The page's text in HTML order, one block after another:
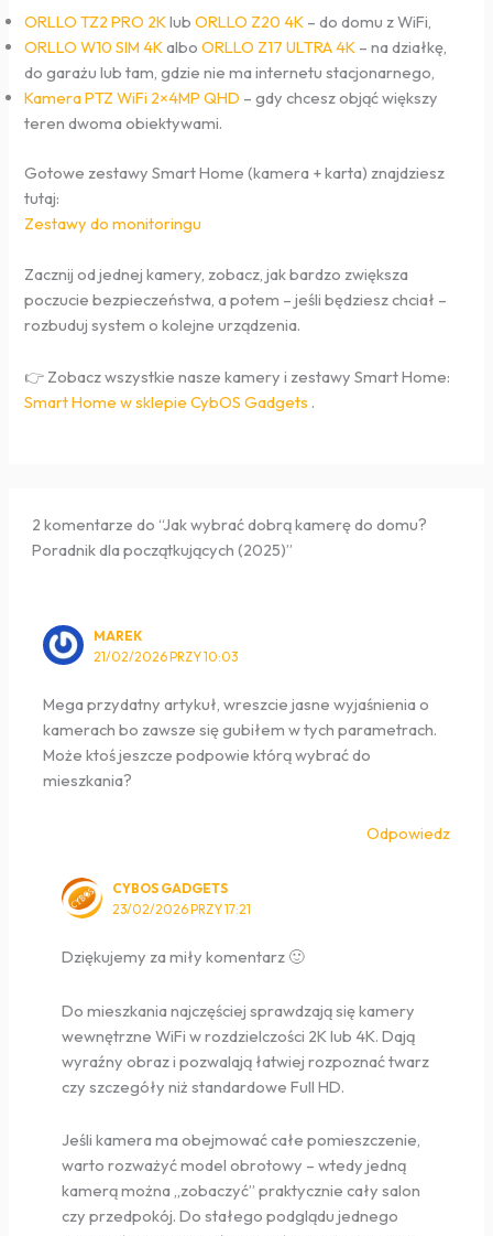
ORLLO TZ2 PRO 2KlubORLLO Z20 4K – do domu z WiFi,
ORLLO W10 SIM 4KalboORLLO Z17 ULTRA 4K – na działkę,
do garażu lub tam, gdzie nie ma internetu stacjonarnego,
Kamera PTZ WiFi 2×4MP QHD – gdy chcesz objąć większy
teren dwoma obiektywami.
Gotowe zestawy Smart Home (kamera + karta) znajdziesz
tutaj:
Zestawy do monitoringu
Zacznij od jednej kamery, zobacz, jak bardzo zwiększa
poczucie bezpieczeństwa, a potem – jeśli będziesz chciał –
rozbuduj system o kolejne urządzenia.
👉 Zobacz wszystkie nasze kamery i zestawy Smart Home:
Smart Home w sklepie CybOS Gadgets .
2 komentarze do “Jak wybrać dobrą kamerę do domu?
Poradnik dla początkujących (2025)”
MAREK
21/02/2026 PRZY 10:03
Mega przydatny artykuł, wreszcie jasne wyjaśnienia o
kamerach bo zawsze się gubiłem w tych parametrach.
Może ktoś jeszcze podpowie którą wybrać do
mieszkania?
Odpowiedz
CYBOS GADGETS
23/02/2026 PRZY 17:21
Dziękujemy za miły komentarz 🙂
Do mieszkania najczęściej sprawdzają się kamery
wewnętrzne WiFi w rozdzielczości 2K lub 4K. Dają
wyraźny obraz i pozwalają łatwiej rozpoznać twarz
czy szczegóły niż standardowe Full HD.
Jeśli kamera ma obejmować całe pomieszczenie,
warto rozważyć model obrotowy – wtedy jedną
kamerą można „zobaczyć” praktycznie cały salon
czy przedpokój. Do stałego podglądu jednego